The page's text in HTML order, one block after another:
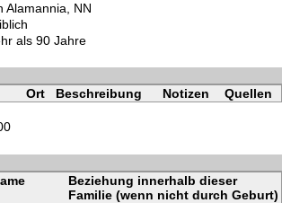
Alamannia, NN
als 90 Jahre
Ort Beschreibung Notizen
Quellen
Beziehung innerhalb dieser
Familie (wenn nicht durch Geburt)